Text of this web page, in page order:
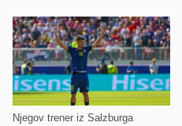
Njegov trener iz Salzburga